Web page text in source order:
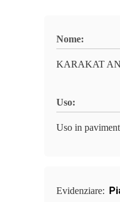
Nome:
KARAKAT
Uso:
Uso in
Evidenziare: